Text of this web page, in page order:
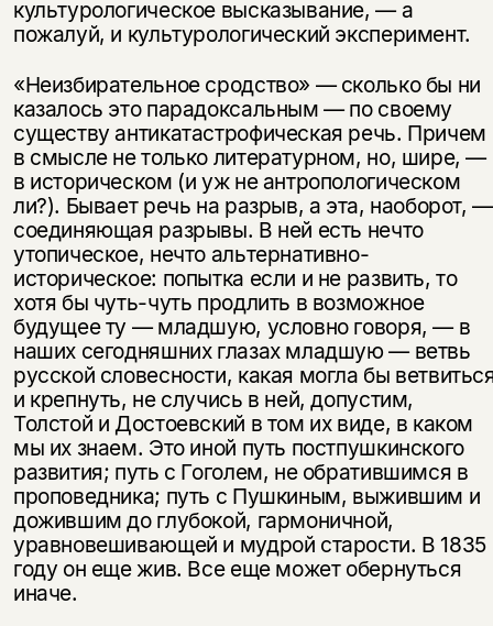
культурологическое высказывание, — а
пожалуй, и культурологический эксперимент.
«Неизбирательное сродство» — сколько бы ни
казалось это парадоксальным — по своему
существу антикатастрофическая речь. Причем
в смысле не только литературном, но, шире, —
в историческом (и уж не антропологическом
ли?). Бывает речь на разрыв, а эта, наоборот, —
соединяющая разрывы. В ней есть нечто
утопическое, нечто альтернативно-
историческое: попытка если и не развить, то
хотя бы чуть-чуть продлить в возможное
будущее ту — младшую, условно говоря, — в
наших сегодняшних глазах младшую — ветвь
русской словесности, какая могла бы
и крепнуть, не случись в ней, допустим,
Толстой и Достоевский в том их виде, в каком
мы их знаем. Это иной путь постпушкинского
развития; путь с Гоголем, не обратившимся в
проповедника; путь с Пушкиным, выжившим и
дожившим до глубокой, гармоничной,
уравновешивающей и мудрой старости. В 1835
году он еще жив. Все еще может обернуться
иначе.